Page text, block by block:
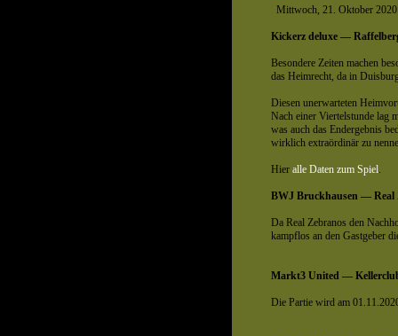
Mittwoch, 21. Oktober 2020
Kickerz deluxe —
Besondere Zeiten machen
das Heimrecht, da in
Diesen unerwarteten
Nach einer Viertelstunde lag
was auch das Endergebnis
wirklich extraördinär zu
Hier alle Daten zum Spiel.
BWJ Bruckhausen — Real
Da Real Zebranos den
kampflos an den Gastgeber
Markt3 United —
Die Partie wird am